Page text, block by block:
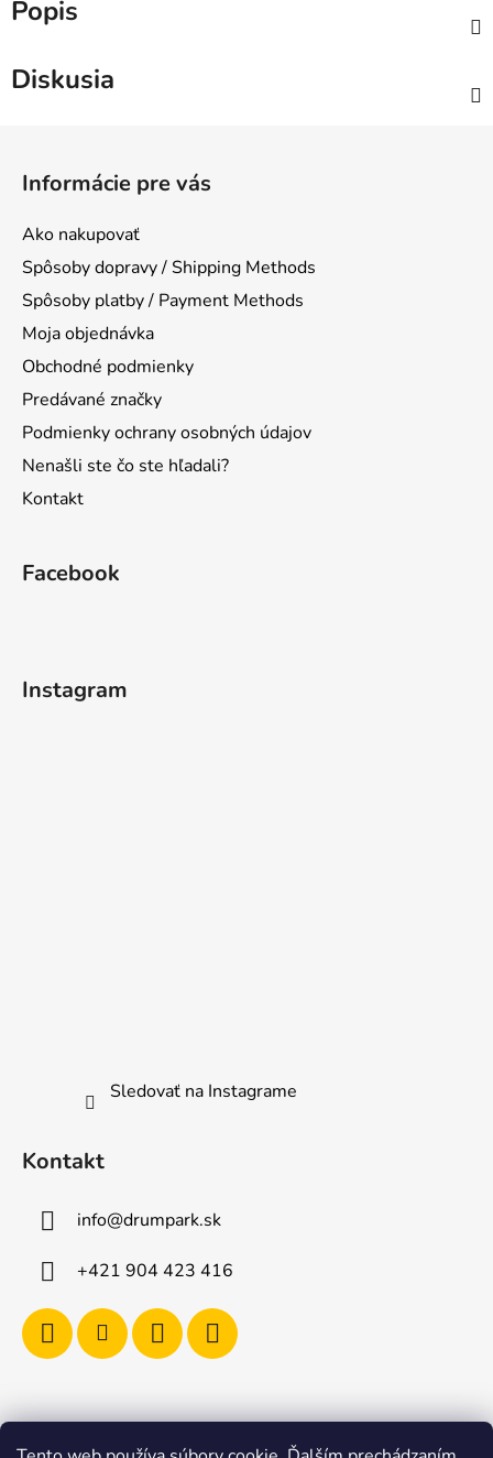
Popis
Diskusia
Informácie pre vás
Ako nakupovať
Spôsoby dopravy / Shipping Methods
Spôsoby platby / Payment Methods
Moja objednávka
Obchodné podmienky
Predávané značky
Podmienky ochrany osobných údajov
Nenašli ste čo ste hľadali?
Kontakt
Facebook
Instagram
Sledovať na Instagrame
Kontakt
info@drumpark.sk
+421 904 423 416